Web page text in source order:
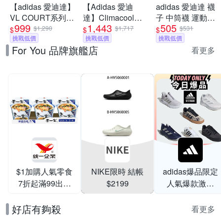
【adidas 愛迪達】
VL COURT系列
運動休閒鞋 男鞋/
女鞋 (多款任選)
$999 $1,290
挑戰低價
【Adidas 愛迪
達】Climacool科
技 PURECHILL 套
穿式設計 運動拖鞋
休閒鞋 運動鞋 男
六款
$1,443 $1,717
挑戰低價
adidas 愛迪達 襪
子 中筒襪 運動襪
三葉草 TIE DYE
CREW 咖紅
$505 $531
挑戰低價
For You 品牌旗艦店 看更多
$1加購人氣零食
7折起滿99出貨
NIKE限時 結帳
$2199
adidas爆品限定
人氣爆款激降
好店有夠殺 看更多